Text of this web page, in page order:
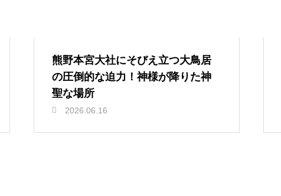
熊野本宮大社にそびえ立つ大鳥居
の圧倒的な迫力！神様が降りた神
聖な場所
2026.06.16